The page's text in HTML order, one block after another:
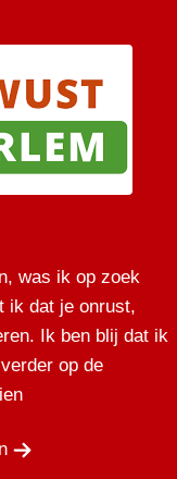
te leven.
bent geweest
‘worden’, je
geraakt, zo in
waarvan je
bekommert. Het
zaken
worden
van jou is
inzichten te
was ik op zoek
ik dat je onrust,
Ik ben blij dat ik
op de